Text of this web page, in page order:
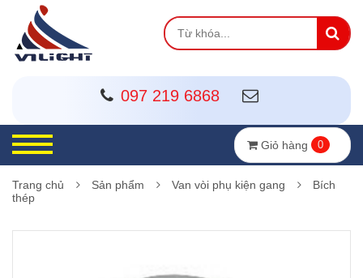
097 219 6868
Giỏ hàng 0
Trang chủ Sản phẩm Van vòi phụ kiện gang
Bích
thép